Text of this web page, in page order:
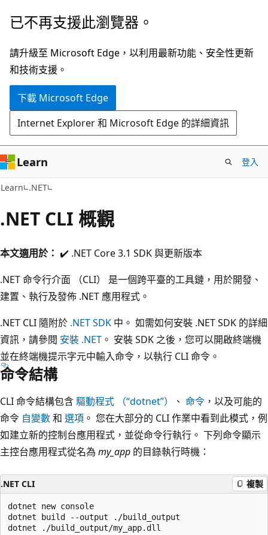
跳
主
要
內
已不再支援此瀏覽器。
請升級至 Microsoft Edge，以利用最新功能、安全性更新
和技術支援。
下載 Microsoft Edge
Internet Explorer 和 Microsoft Edge 的詳細資訊
Learn 登入
Learn .NET
.NET CLI 概觀
本文適用於： ✔️ .NET Core 3.1 SDK 與更新版本
.NET 命令行介面 （CLI） 是一個跨平臺的工具鏈，用於開發、
建置、執行及發佈 .NET 應用程式。
.NET CLI 隨附於 .NET SDK 中。 如需如何安裝 .NET SDK 的詳細
資訊，請參閱 安裝 .NET 。 安裝 SDK 之後，您可以開啟終端機
並在終端機提示字元中輸入命令，以執行 CLI 命令。
命令結構
CLI 命令結構包含驅動程式 （“dotnet”） 、 命令 ，以及可能的
命令 自變數和 選項 。 您在大部分的 CLI 作業中看到此模式，例
如建立新的控制台應用程式，並從命令行執行。 下列命令顯示
主控台應用程式從名為 my_app 的目錄執行時機：
.NET CLI 複製
dotnet new console
dotnet build --output ./build_output